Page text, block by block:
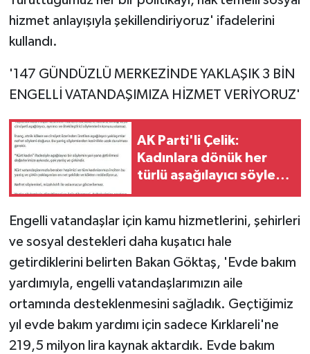
hizmet anlayışıyla şekillendiriyoruz' ifadelerini
kullandı.
'147 GÜNDÜZLÜ MERKEZİNDE YAKLAŞIK 3 BİN
ENGELLİ VATANDAŞIMIZA HİZMET VERİYORUZ'
AK Parti'li Çelik:
Kadınlara dönük her
türlü aşağılayıcı söylemi
Engelli vatandaşlar için kamu hizmetlerini, şehirleri
ve sosyal destekleri daha kuşatıcı hale
getirdiklerini belirten Bakan Göktaş, 'Evde bakım
yardımıyla, engelli vatandaşlarımızın aile
ortamında desteklenmesini sağladık. Geçtiğimiz
yıl evde bakım yardımı için sadece Kırklareli'ne
219,5 milyon lira kaynak aktardık. Evde bakım